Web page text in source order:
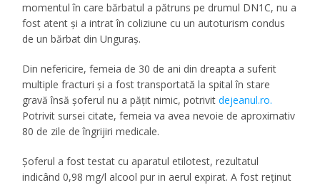
momentul în care bărbatul a pătruns pe drumul DN1C, nu a
fost atent și a intrat în coliziune cu un autoturism condus
de un bărbat din Unguraș.
Din nefericire, femeia de 30 de ani din dreapta a suferit
multiple fracturi și a fost transportată la spital în stare
gravă însă șoferul nu a pățit nimic, potrivitdejeanul.ro.
Potrivit sursei citate, femeia va avea nevoie de aproximativ
80 de zile de îngrijiri medicale.
Șoferul a fost testat cu aparatul etilotest, rezultatul
indicând 0,98 mg/l alcool pur in aerul expirat. A fost reținut